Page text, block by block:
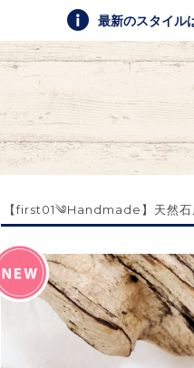
最新のスタイル
【first01༄Handmade】天然石